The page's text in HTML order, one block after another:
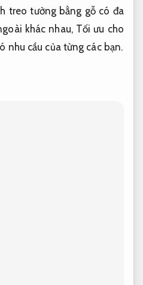
treo tường bằng gỗ có đa
khác nhau, Tối ưu cho
nhu cầu của từng các bạn.